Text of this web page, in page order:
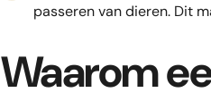
passeren van dieren. Dit
Waarom